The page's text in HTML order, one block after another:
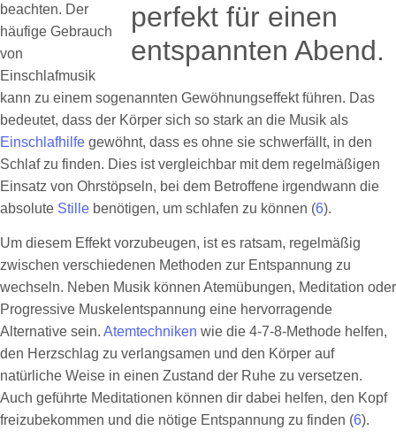
beachten. Der
häufige Gebrauch
von
Einschlafmusik
kann zu einem sogenannten Gewöhnungseffekt führen. Das
bedeutet, dass der Körper sich so stark an die Musik als
Einschlafhilfe gewöhnt, dass es ohne sie schwerfällt, in den
Schlaf zu finden. Dies ist vergleichbar mit dem regelmäßigen
Einsatz von Ohrstöpseln, bei dem Betroffene irgendwann die
absolute Stille benötigen, um schlafen zu können (6).
Um diesem Effekt vorzubeugen, ist es ratsam, regelmäßig
zwischen verschiedenen Methoden zur Entspannung zu
wechseln. Neben Musik können Atemübungen, Meditation oder
Progressive Muskelentspannung eine hervorragende
Alternative sein. Atemtechniken wie die 4-7-8-Methode helfen,
den Herzschlag zu verlangsamen und den Körper auf
natürliche Weise in einen Zustand der Ruhe zu versetzen.
Auch geführte Meditationen können dir dabei helfen, den Kopf
freizubekommen und die nötige Entspannung zu finden (6).